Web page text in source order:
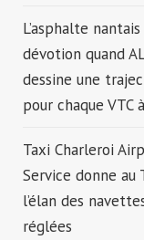
L’asphalte
dévotion quand
dessine une
pour chaque VTC
Taxi Charleroi
Service donne au
l’élan des
réglées